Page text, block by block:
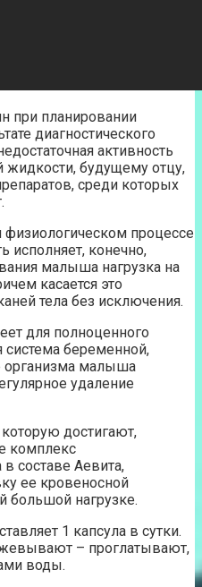
при планировании
диагностического
активность
жидкости, будущему отцу,
среди которых
процессе
исполняет, конечно,
малыша нагрузка на
касается это
тела без исключения.
для полноценного
система беременной,
организма малыша
удаление
достигают,
комплекс
составе Аевита,
ее кровеносной
большой нагрузке.
1 капсула в сутки.
– проглатывают,
воды.